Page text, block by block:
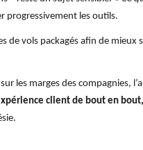
progressivement les outils.
vols packagés afin de mieux
les marges des compagnies,
client de bout en